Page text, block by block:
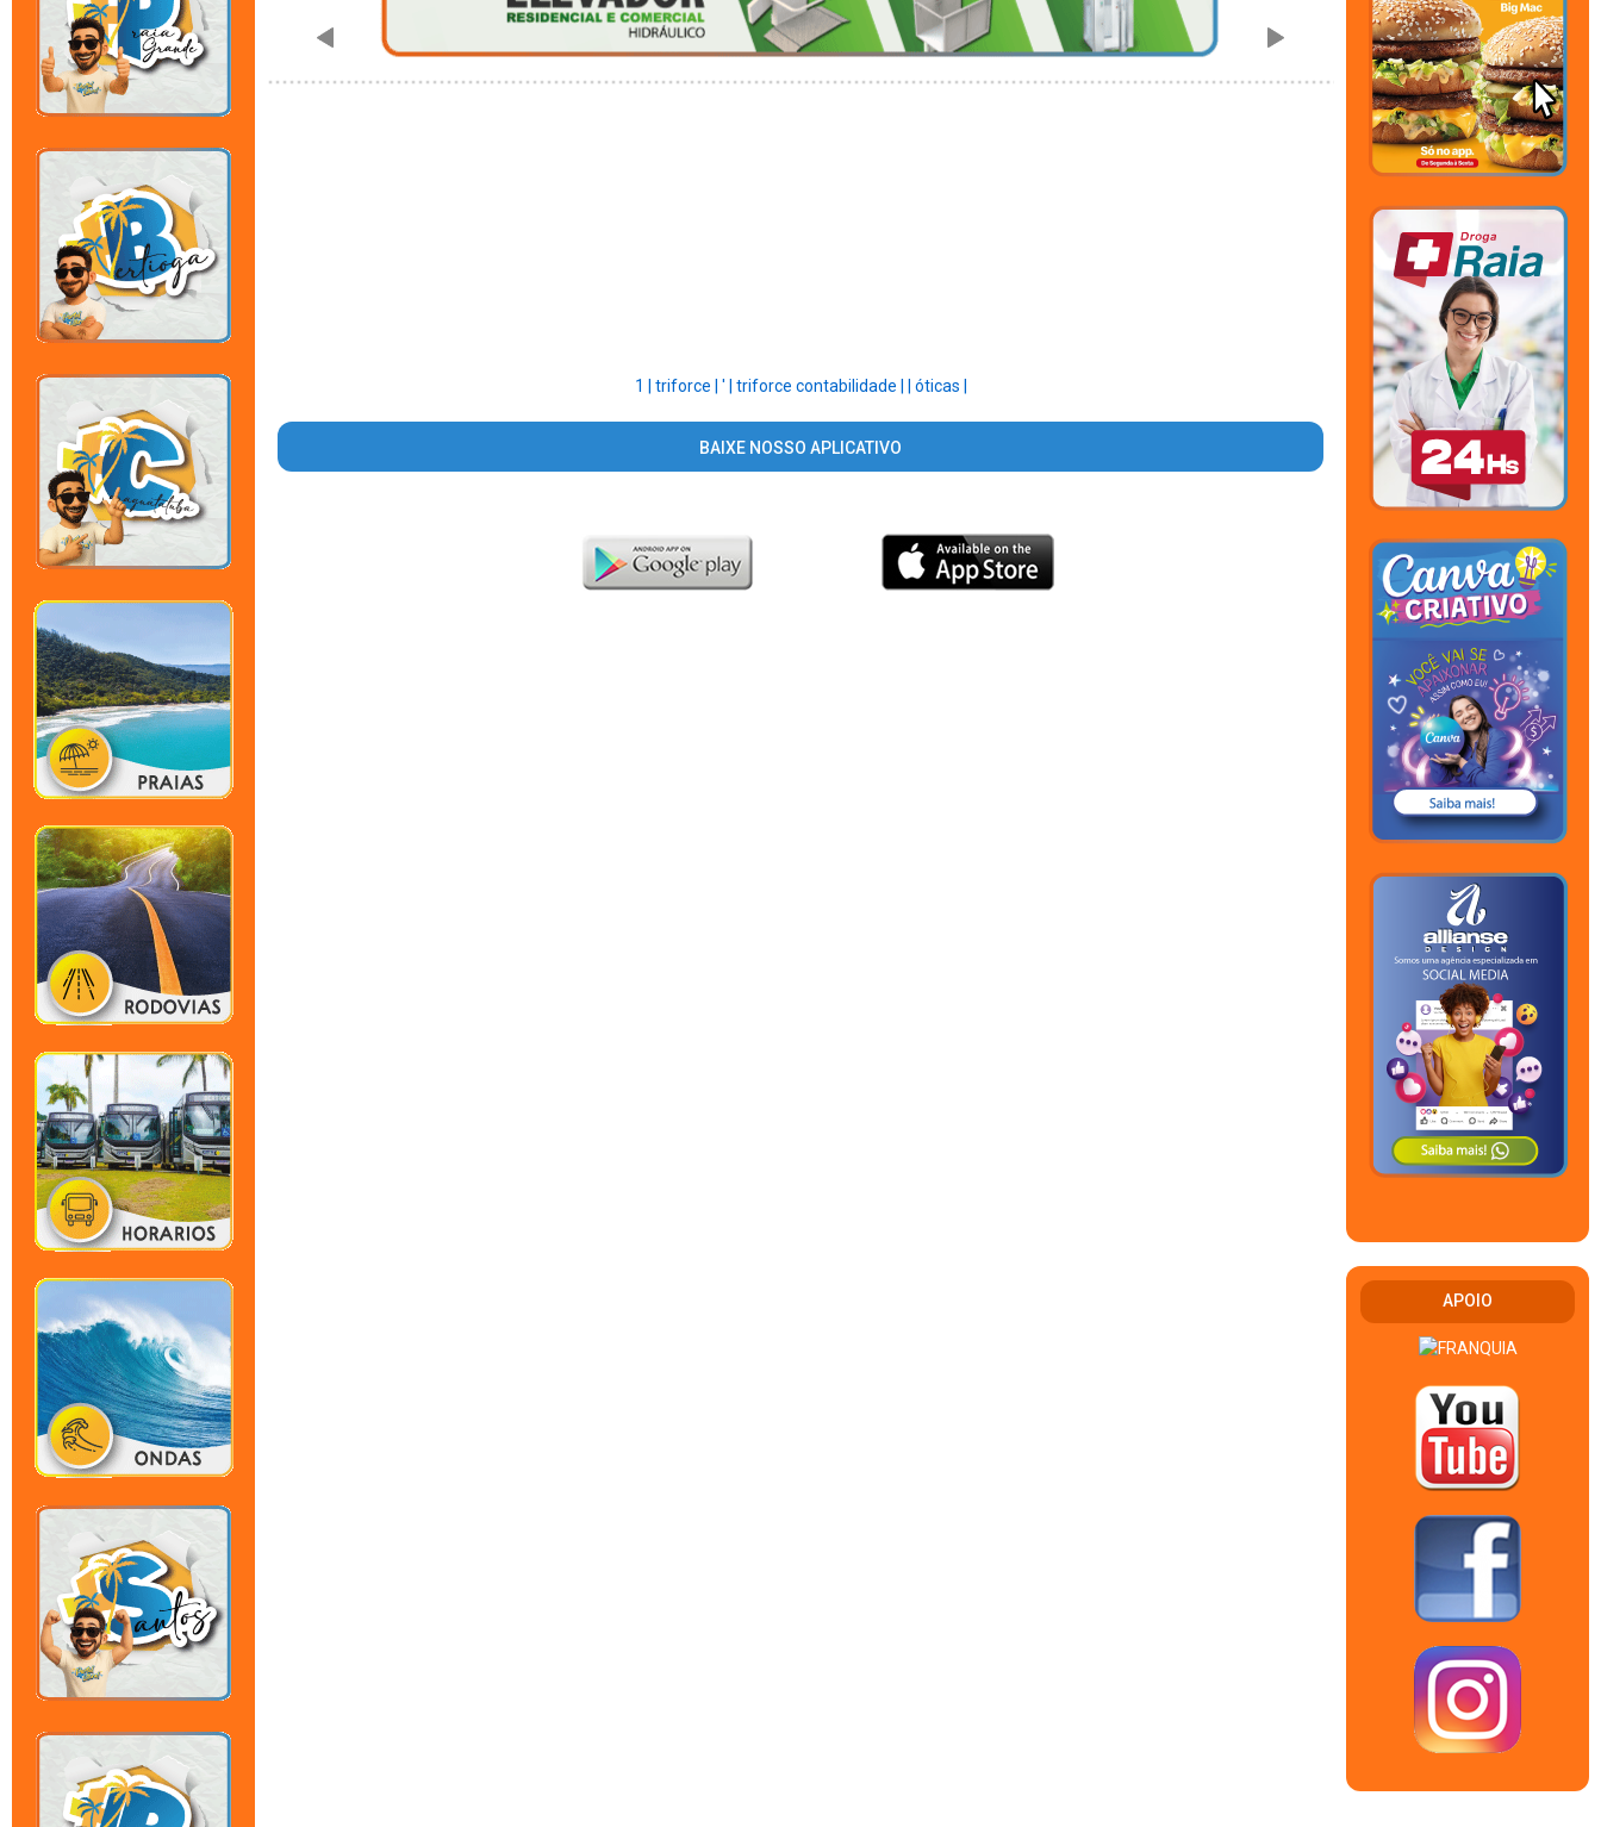
1 | triforce | ' | triforce contabilidade | óticas |
BAIXE NOSSO APLICATIVO
APOIO